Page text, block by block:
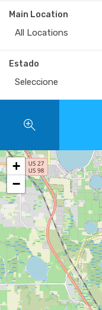
Main Location
All Locations
Estado
Seleccione
+
−